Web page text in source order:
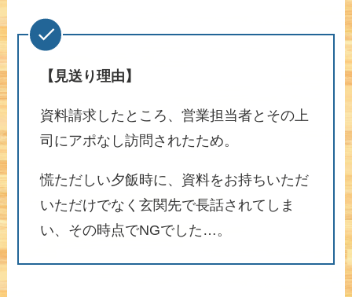
【見送り理由】
資料請求したところ、営業担当者とその上
司にアポなし訪問されたため。
慌ただしい夕飯時に、資料をお持ちいただ
いただけでなく玄関先で長話されてしま
い、その時点でNGでした…。